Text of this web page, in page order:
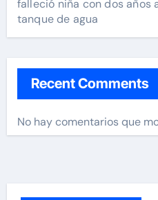
falleció niña con dos años
tanque de agua
Recent Comments
No hay comentarios que